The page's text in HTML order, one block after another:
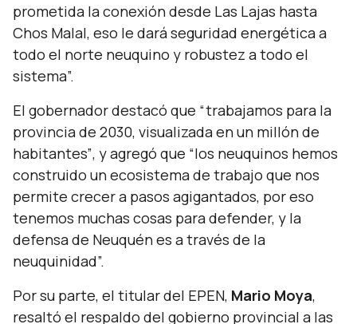
prometida la conexión desde Las Lajas hasta
Chos Malal, eso le dará seguridad energética a
todo el norte neuquino y robustez a todo el
sistema”.
El gobernador destacó que “trabajamos para la
provincia de 2030, visualizada en un millón de
habitantes”, y agregó que “los neuquinos hemos
construido un ecosistema de trabajo que nos
permite crecer a pasos agigantados, por eso
tenemos muchas cosas para defender, y la
defensa de Neuquén es a través de la
neuquinidad”.
Por su parte, el titular del EPEN, Mario Moya,
resaltó el respaldo del gobierno provincial a las